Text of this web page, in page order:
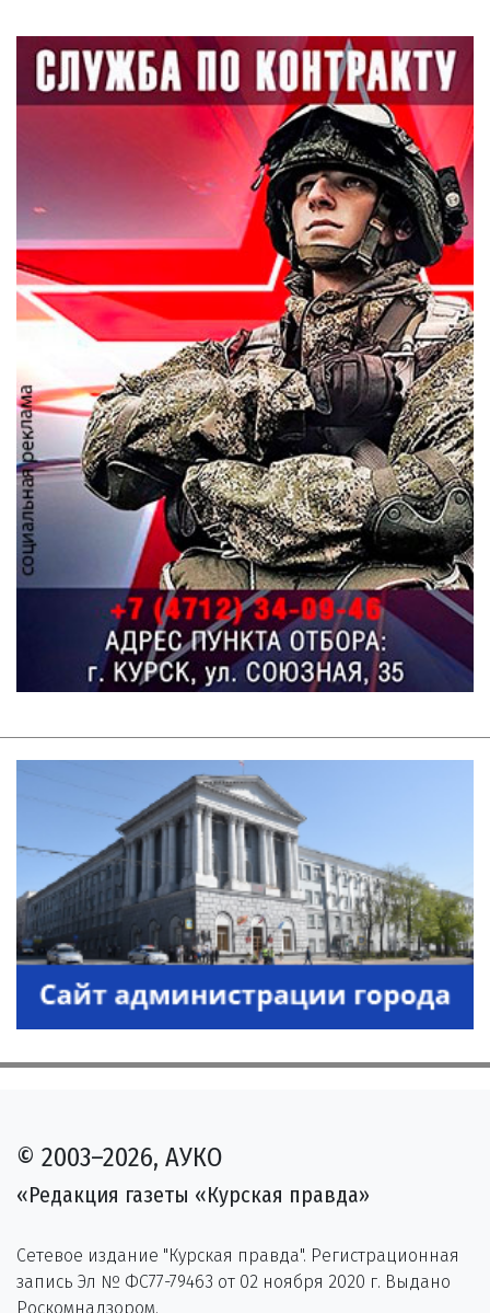
© 2003–2026, АУКО
«Редакция газеты «Курская правда»
Сетевое издание "Курская правда". Регистрационная
запись Эл № ФС77-79463 от 02 ноября 2020 г. Выдано
Роскомнадзором.